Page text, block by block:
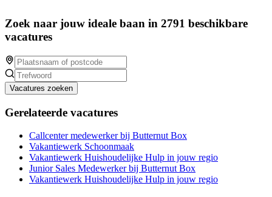
Zoek naar jouw ideale baan in 2791 beschikbare
vacatures
Vacatures zoeken
Gerelateerde vacatures
Callcenter medewerker bij Butternut Box
Vakantiewerk Schoonmaak
Vakantiewerk Huishoudelijke Hulp in jouw regio
Junior Sales Medewerker bij Butternut Box
Vakantiewerk Huishoudelijke Hulp in jouw regio